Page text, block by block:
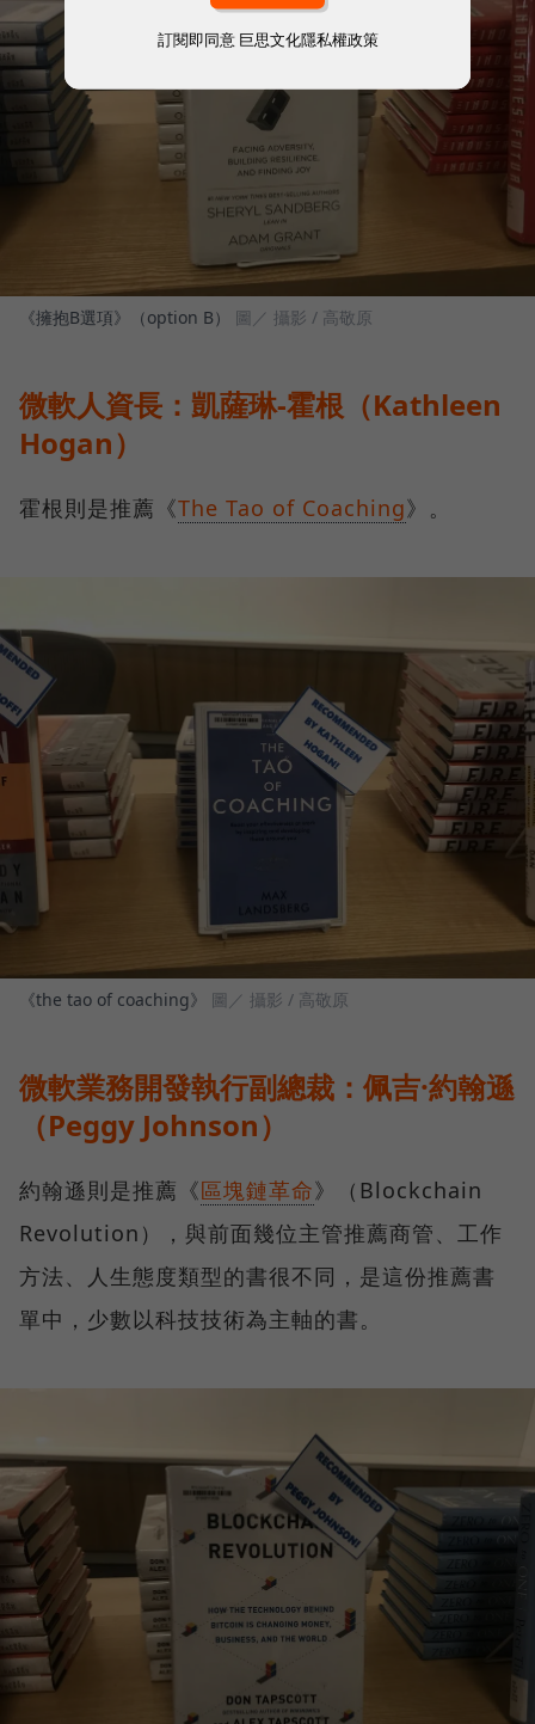
《擁抱B選項》（option B） 圖／ 攝影 / 高敬原
微軟人資長：凱薩琳-霍根（Kathleen
Hogan）
霍根則是推薦《The Tao of Coaching》。
《the tao of coaching》 圖／ 攝影 / 高敬原
微軟業務開發執行副總裁：佩吉·約翰遜
（Peggy Johnson）
約翰遜則是推薦《區塊鏈革命》（Blockchain
Revolution），與前面幾位主管推薦商管、工作
方法、人生態度類型的書很不同，是這份推薦書
單中，少數以科技技術為主軸的書。
訂閱即同意 巨思文化隱私權政策